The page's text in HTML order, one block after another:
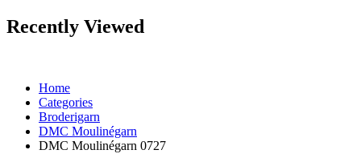
Recently Viewed
Home
Categories
Broderigarn
DMC Moulinégarn
DMC Moulinégarn 0727